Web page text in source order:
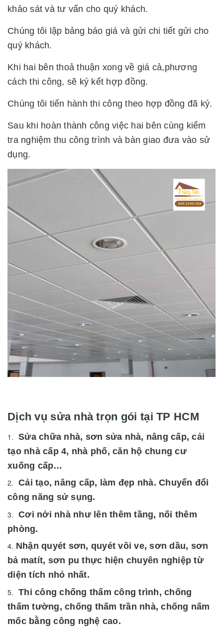
khảo sát và tư vấn cho quý khách.
Chúng tôi lập bảng báo giá và gửi chi tiết gửi cho
quý khách.
Khi hai bên thoả thuận xong về giá cả,phương
cách thi công, sẽ ký kết hợp đồng.
Chúng tôi tiến hành thi công theo hợp đồng đã ký.
Sau khi hoàn thành công việc hai bên cùng kiểm
tra nghiệm thu công trình và bàn giao đưa vào sử
dụng.
Dịch vụ sửa nhà trọn gói tại TP HCM
Sửa chữa nhà, sơn sửa nhà, nâng cấp, cải
tạo nhà cấp 4, nhà phố, căn hộ chung cư
xuống cấp…
Cải tạo, nâng cấp, làm đẹp nhà. Chuyển đổi
công năng sử sụng.
Cơi nới nhà như lên thêm tầng, nối thêm
phòng.
Nhận quyét sơn, quyét vôi ve, sơn dầu, sơn
bả matít, sơn pu thực hiện chuyên nghiệp từ
diện tích nhỏ nhất.
Thi công chống thấm công trình, chống
thấm tường, chống thấm trần nhà, chống nấm
mốc bằng công nghệ cao.